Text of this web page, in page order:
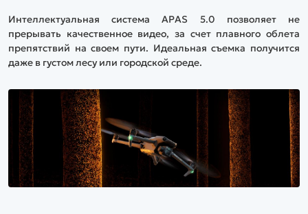
Интеллектуальная система APAS 5.0 позволяет не
прерывать качественное видео, за счет плавного облета
препятствий на своем пути. Идеальная съемка получится
даже в густом лесу или городской среде.